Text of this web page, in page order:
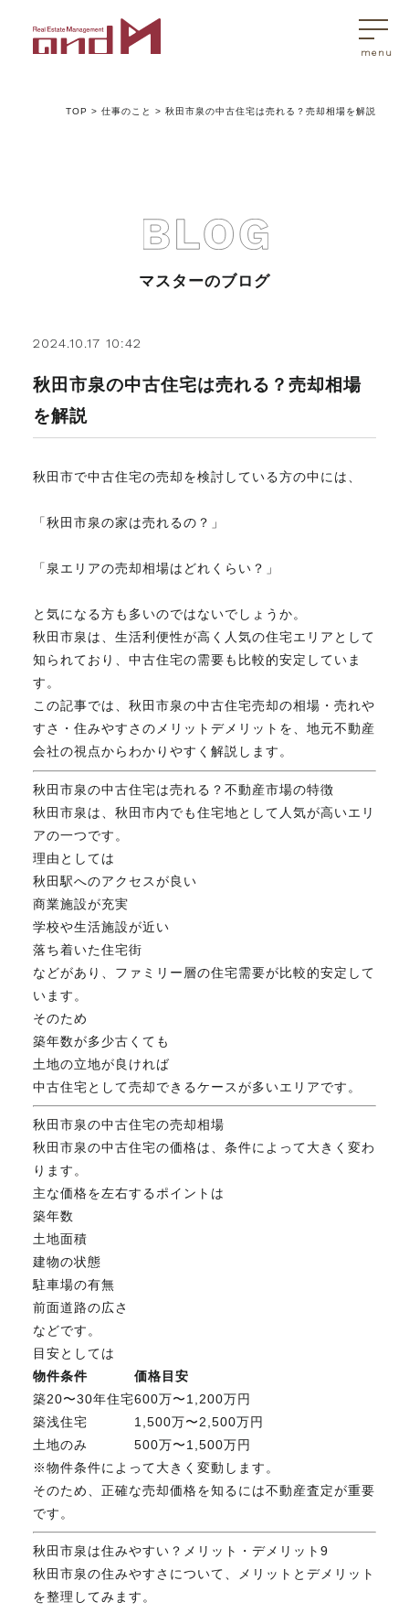
トップページ
アンドエムが選ばれる理由
不動産売買Q&A
マスターおすすめ物件
スタッフ紹介
マスターのブログ
018-853-5780
開催日：平日9:30－17:30／
土曜10:00－15:00（要予約）
定休日：第2第4土曜日および日曜祝祭日
TOP >仕事のこと >秋田市泉の中古住宅は売れる？売却相場を解説
マスターのブログ
2024.10.17 10:42
秋田市泉の中古住宅は売れる？売却相場
を解説
秋田市で中古住宅の売却を検討している方の中には、
「秋田市泉の家は売れるの？」
「泉エリアの売却相場はどれくらい？」
と気になる方も多いのではないでしょうか。
秋田市泉は、生活利便性が高く人気の住宅エリアとして
知られており、中古住宅の需要も比較的安定していま
す。
この記事では、秋田市泉の中古住宅売却の相場・売れや
すさ・住みやすさのメリットデメリットを、地元不動産
会社の視点からわかりやすく解説します。
秋田市泉の中古住宅は売れる？不動産市場の特徴
秋田市泉は、秋田市内でも住宅地として人気が高いエリ
アの一つです。
理由としては
秋田駅へのアクセスが良い
商業施設が充実
学校や生活施設が近い
落ち着いた住宅街
などがあり、ファミリー層の住宅需要が比較的安定して
います。
そのため
築年数が多少古くても
土地の立地が良ければ
中古住宅として売却できるケースが多いエリアです。
秋田市泉の中古住宅の売却相場
秋田市泉の中古住宅の価格は、条件によって大きく変わ
ります。
主な価格を左右するポイントは
築年数
土地面積
建物の状態
駐車場の有無
前面道路の広さ
などです。
目安としては
物件条件
価格目安
築20〜30年住宅600万〜1,200万円
築浅住宅
1,500万〜2,500万円
土地のみ
500万〜1,500万円
※物件条件によって大きく変動します。
そのため、正確な売却価格を知るには不動産査定が重要
です。
秋田市泉は住みやすい？メリット・デメリット9
秋田市泉の住みやすさについて、メリットとデメリット
を整理してみます。